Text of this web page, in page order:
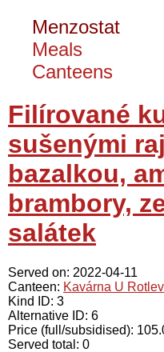
Menzostat
Meals
Canteens
Filírované
sušenými
bazalkou,
brambory,
salátek
Served on: 2022-04-11
Canteen: Kavárna U
Kind ID: 3
Alternative ID: 6
Price (full/subsidised):
Served total: 0